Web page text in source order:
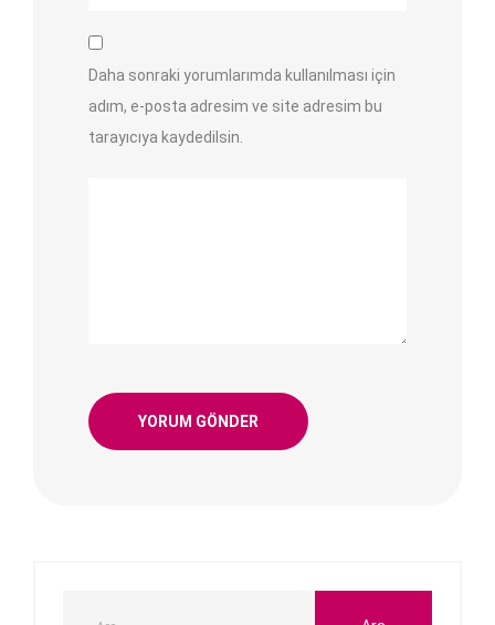
Daha sonraki yorumlarımda kullanılması için
adım, e-posta adresim ve site adresim bu
tarayıcıya kaydedilsin.